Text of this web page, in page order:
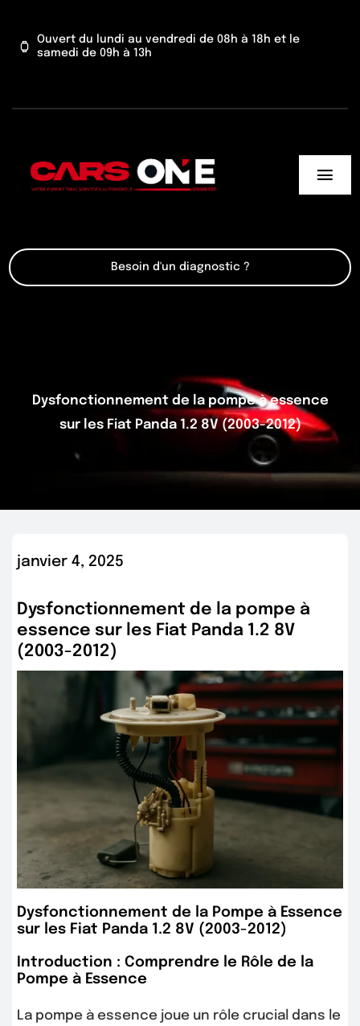
contenu
Ouvert du lundi au vendredi de 08h à 18h et le
samedi de 09h à 13h
Besoin d'un diagnostic ?
Dysfonctionnement de la pompe à essence
sur les Fiat Panda 1.2 8V (2003-2012)
janvier 4, 2025
Dysfonctionnement de la pompe à
essence sur les Fiat Panda 1.2 8V
(2003-2012)
Dysfonctionnement de la Pompe à Essence
sur les Fiat Panda 1.2 8V (2003-2012)
Introduction : Comprendre le Rôle de la
Pompe à Essence
La pompe à essence joue un rôle crucial dans le